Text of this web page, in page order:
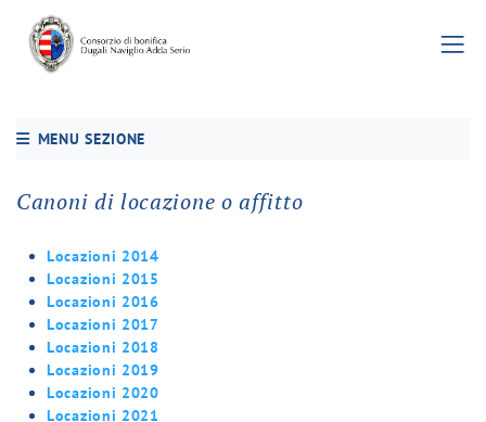
MENU SEZIONE
Canoni di locazione o affitto
Locazioni 2014
Locazioni 2015
Locazioni 2016
Locazioni 2017
Locazioni 2018
Locazioni 2019
Locazioni 2020
Locazioni 2021